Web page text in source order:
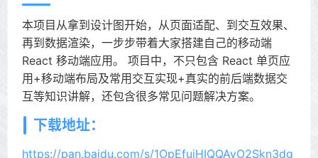
本项目从拿到设计图开始，从页面适配、到交互效果、
再到数据渲染，一步步带着大家搭建自己的移动端
React 移动端应用。 项目中，不只包含 React 单页应
用+移动端布局及常用交互实现+真实的前后端数据交
互等知识讲解，还包含很多常见问题解决方案。
下载地址：
https://pan.baidu.com/s/1OpEfuiHIQQAvO2Skn3dg